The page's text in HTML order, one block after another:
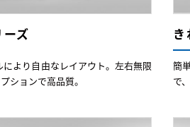
ズ
より自由なレイアウト。左右無限
ションで高品質。
簡
で